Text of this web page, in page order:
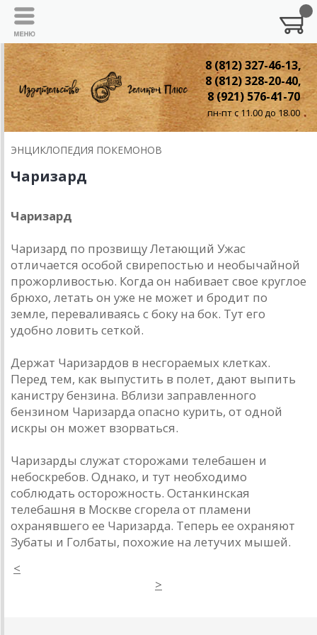
8 (812) 327-46-13,
8 (812) 328-20-40,
8 (921) 576-41-70
пн-пт с 11.00 до 18.00
ЭНЦИКЛОПЕДИЯ ПОКЕМОНОВ
Чаризард
Чаризард
Чаризард по прозвищу Летающий Ужас
отличается особой свирепостью и необычайной
прожорливостью. Когда он набивает свое круглое
брюхо, летать он уже не может и бродит по
земле, переваливаясь с боку на бок. Тут его
удобно ловить сеткой.
Держат Чаризардов в несгораемых клетках.
Перед тем, как выпустить в полет, дают выпить
канистру бензина. Вблизи заправленного
бензином Чаризарда опасно курить, от одной
искры он может взорваться.
Чаризарды служат сторожами телебашен и
небоскребов. Однако, и тут необходимо
соблюдать осторожность. Останкинская
телебашня в Москве сгорела от пламени
охранявшего ее Чаризарда. Теперь ее охраняют
Зубаты и Голбаты, похожие на летучих мышей.
<
>